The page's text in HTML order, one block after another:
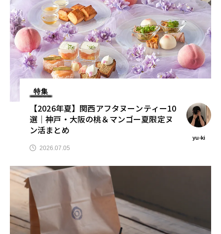
特集
【2026年夏】関西アフタヌーンティー10
選｜神戸・大阪の桃＆マンゴー夏限定ヌ
ン活まとめ
yu-ki
2026.07.05